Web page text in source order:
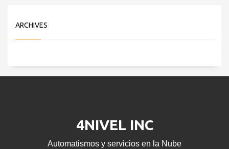
ARCHIVES
4NIVEL INC
Automatismos y servicios en la Nube